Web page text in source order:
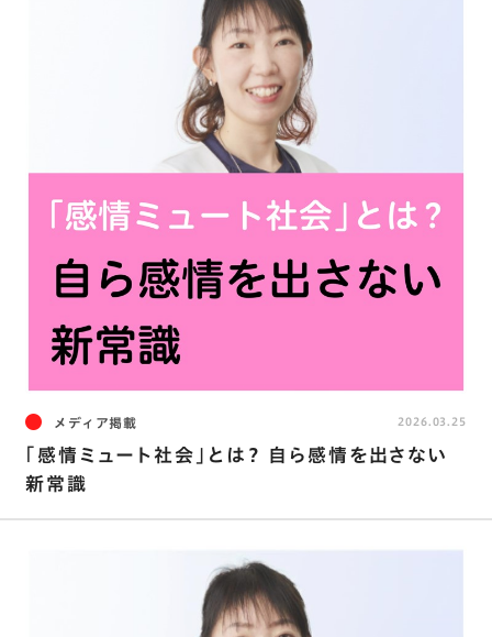
メディア掲載
｢感情ミュート社会｣とは？ 自ら感情を出さない
新常識
2026.03.25